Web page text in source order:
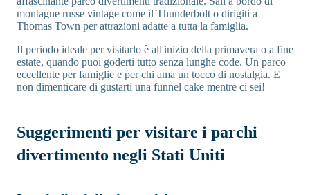
montagne russe vintage come il Thunderbolt o dirigiti a
Thomas Town per attrazioni adatte a tutta la famiglia.
Il periodo ideale per visitarlo è all'inizio della primavera o a fine
estate, quando puoi goderti tutto senza lunghe code. Un parco
eccellente per famiglie e per chi ama un tocco di nostalgia. E
non dimenticare di gustarti una funnel cake mentre ci sei!
Suggerimenti per visitare i parchi
divertimento negli Stati Uniti